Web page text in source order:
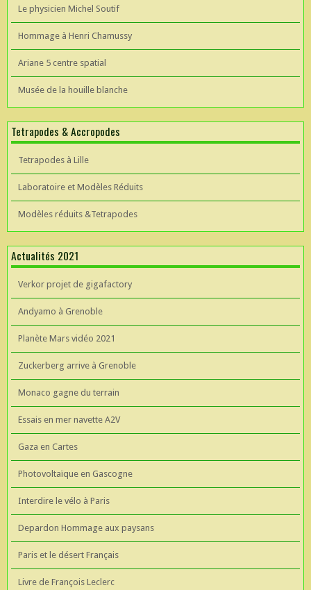
Le physicien Michel Soutif
Hommage à Henri Chamussy
Ariane 5 centre spatial
Musée de la houille blanche
Tetrapodes & Accropodes
Tetrapodes à Lille
Laboratoire et Modèles Réduits
Modèles réduits &Tetrapodes
Actualités 2021
Verkor projet de gigafactory
Andyamo à Grenoble
Planète Mars vidéo 2021
Zuckerberg arrive à Grenoble
Monaco gagne du terrain
Essais en mer navette A2V
Gaza en Cartes
Photovoltaïque en Gascogne
Interdire le vélo à Paris
Depardon Hommage aux paysans
Paris et le désert Français
Livre de François Leclerc